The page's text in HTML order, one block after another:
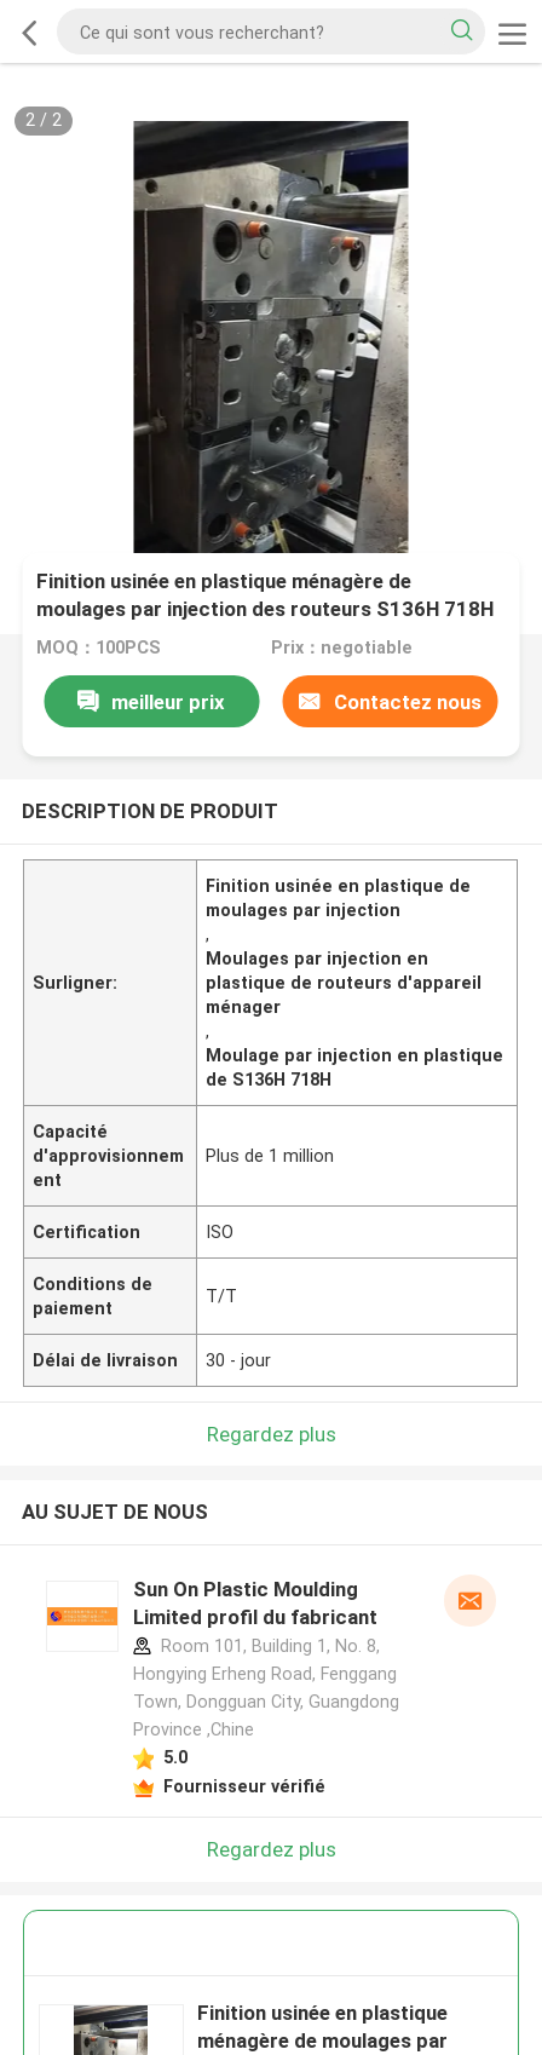
2/ 2
Finition usinée en plastique ménagère de
moulages par injection des routeurs S136H 718H
d'appareil
MOQ：100PCS Prix：negotiable
meilleur prix Contactez nous
DESCRIPTION DE PRODUIT
Surligner:
Finition usinée en plastique de
moulages par injection
,
Moulages par injection en
plastique de routeurs d'appareil
ménager
,
Moulage par injection en plastique
de S136H 718H
Capacité
d'approvisionnem
ent
Plus de 1 million
Certification ISO
Conditions de
paiement
T/T
Délai de livraison 30 - jour
Regardez plus
AU SUJET DE NOUS
Sun On Plastic Moulding
Limited profil du fabricant
Room 101, Building 1, No. 8,
Hongying Erheng Road, Fenggang
Town, Dongguan City, Guangdong
Province ,Chine
5.0
Fournisseur vérifié
Regardez plus
Finition usinée en plastique
ménagère de moulages par